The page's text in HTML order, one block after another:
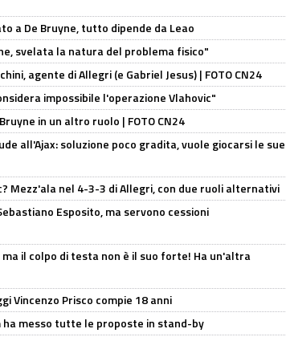
a De Bruyne, tutto dipende da Leao
svelata la natura del problema fisico"
agente di Allegri (e Gabriel Jesus) | FOTO CN24
impossibile l'operazione Vlahovic"
in un altro ruolo | FOTO CN24
all'Ajax: soluzione poco gradita, vuole giocarsi le sue
Mezz'ala nel 4-3-3 di Allegri, con due ruoli alternativi
Esposito, ma servono cessioni
il colpo di testa non è il suo forte! Ha un'altra
Vincenzo Prisco compie 18 anni
ha messo tutte le proposte in stand-by